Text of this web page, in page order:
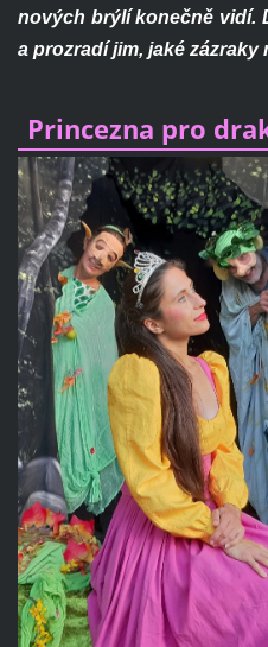
nových brýlí konečně vidí.
a prozradí jim, jaké
Princezna pro